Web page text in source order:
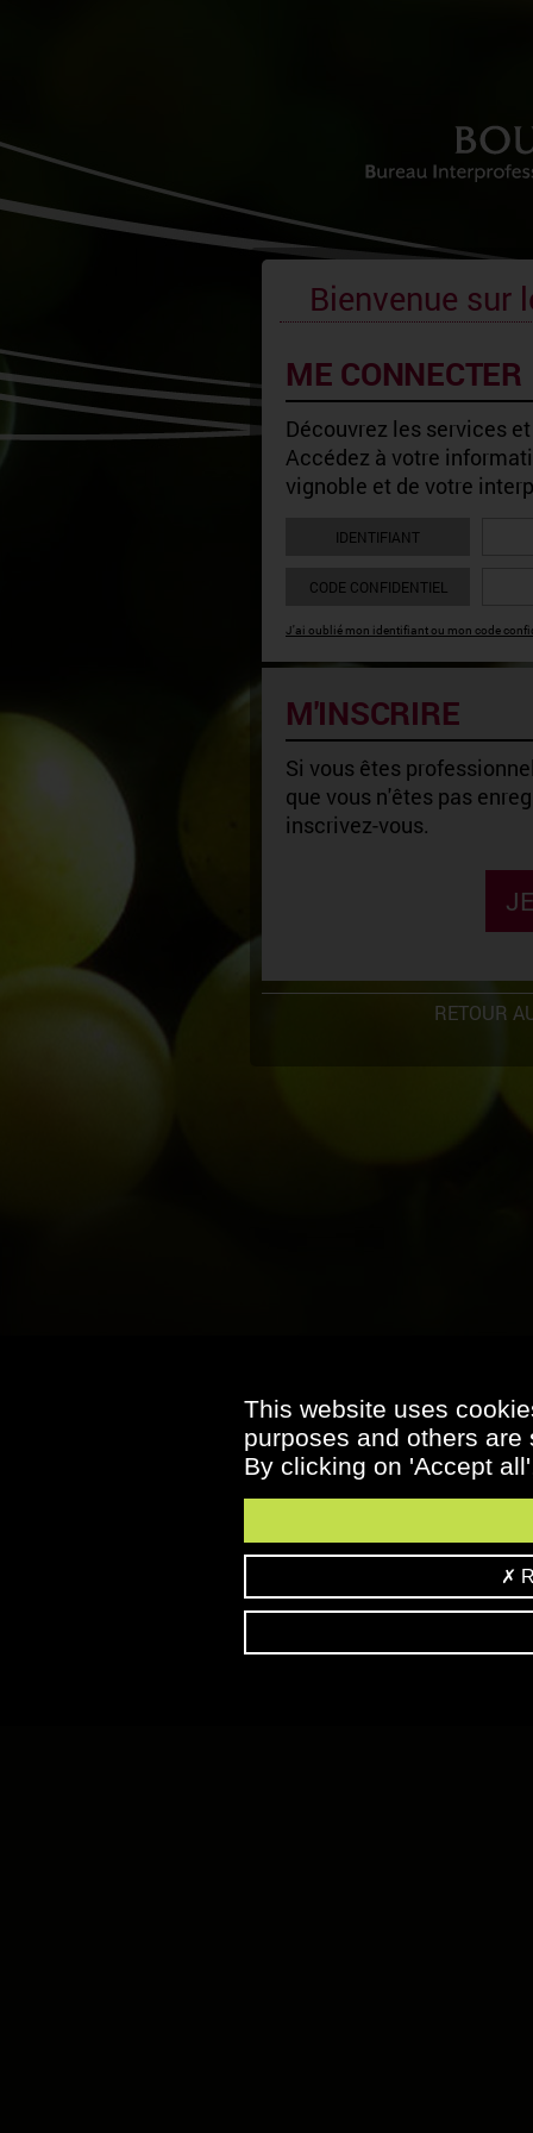
Bienvenue sur
ME CONNECTER
Découvrez les services
Accédez à votre
vignoble et de votre
IDENTIFIANT
CODE CONFIDENTIEL
J'ai oublié mon identifiant ou mon code
M'INSCRIRE
Si vous êtes
que vous n'êtes pas
inscrivez-vous.
RETOUR
This website uses
purposes and others
By clicking on 'Accept